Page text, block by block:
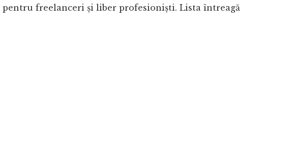
freelanceri și liber profesioniști. Lista întreagă